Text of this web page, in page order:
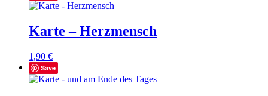
Karte – Herzmensch
1,90 €
Save